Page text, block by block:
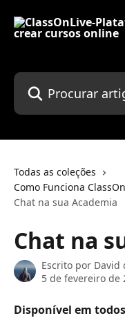
Procurar artigos...
Todas as coleções
Como Funciona
Chat na sua Academia
Chat na
Escrito por David
5 de fevereiro de
Disponível em